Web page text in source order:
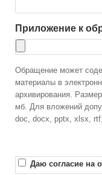
Приложение к
Обращение может
материалы в
архивирования.
мб. Для вложений
doc, docx, pptx, xlsx,
Даю согласие на